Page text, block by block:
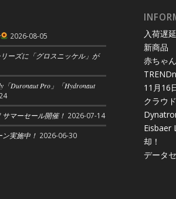
2026-08-05
リーズに「グロスニッケル」が
「Duronaut Pro」「Hydronaut
サマーセール開催！ 2026-07-14
実施中！ 2026-06-30
入荷遅
新商品
赤ちゃ
11月16
クラウ
Eisbaer
却！
データ